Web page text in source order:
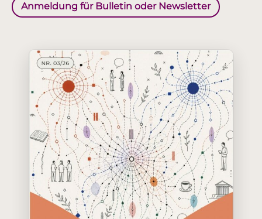
Anmeldung für Bulletin oder Newsletter